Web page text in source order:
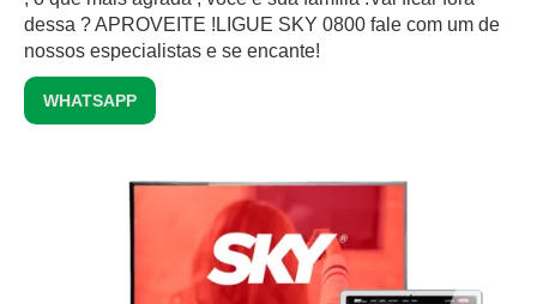
dessa ? APROVEITE !LIGUE SKY 0800 fale com um de
nossos especialistas e se encante!
WHATSAPP